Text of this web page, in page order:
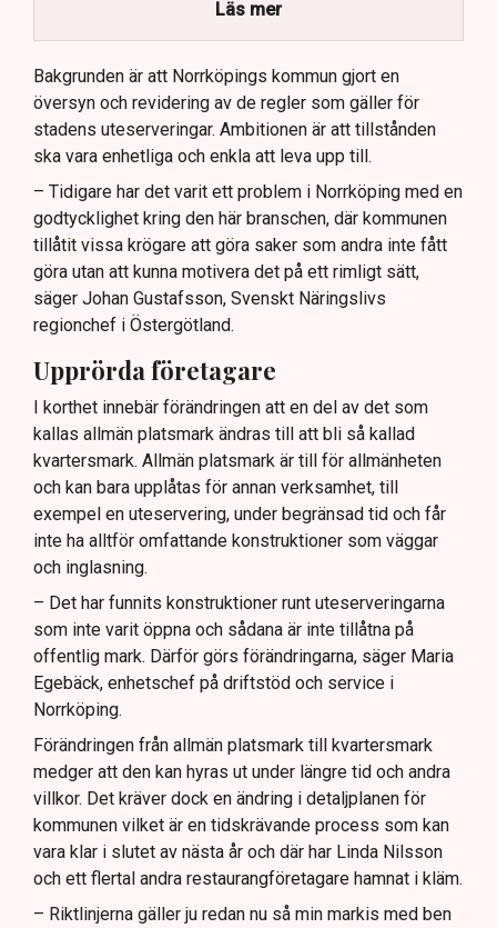
Kommunen vill skapa enhetliga regler för
uteserveringar.
Lindas Kula ställer in uteserveringen för
sommaren.
Läs mer
Bakgrunden är att Norrköpings kommun gjort en
översyn och revidering av de regler som gäller för
stadens uteserveringar. Ambitionen är att tillstånden
ska vara enhetliga och enkla att leva upp till.
– Tidigare har det varit ett problem i Norrköping med en
godtycklighet kring den här branschen, där kommunen
tillåtit vissa krögare att göra saker som andra inte fått
göra utan att kunna motivera det på ett rimligt sätt,
säger Johan Gustafsson, Svenskt Näringslivs
regionchef i Östergötland.
Upprörda företagare
I korthet innebär förändringen att en del av det som
kallas allmän platsmark ändras till att bli så kallad
kvartersmark. Allmän platsmark är till för allmänheten
och kan bara upplåtas för annan verksamhet, till
exempel en uteservering, under begränsad tid och får
inte ha alltför omfattande konstruktioner som väggar
och inglasning.
– Det har funnits konstruktioner runt uteserveringarna
som inte varit öppna och sådana är inte tillåtna på
offentlig mark. Därför görs förändringarna, säger Maria
Egebäck, enhetschef på driftstöd och service i
Norrköping.
Förändringen från allmän platsmark till kvartersmark
medger att den kan hyras ut under längre tid och andra
villkor. Det kräver dock en ändring i detaljplanen för
kommunen vilket är en tidskrävande process som kan
vara klar i slutet av nästa år och där har Linda Nilsson
och ett flertal andra restaurangföretagare hamnat i kläm.
– Riktlinjerna gäller ju redan nu så min markis med ben